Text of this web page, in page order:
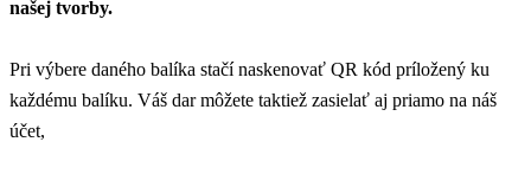
našej tvorby.
Pri výbere daného balíka stačí naskenovať QR kód príložený ku
každému balíku. Váš dar môžete taktiež zasielať aj priamo na náš
účet,